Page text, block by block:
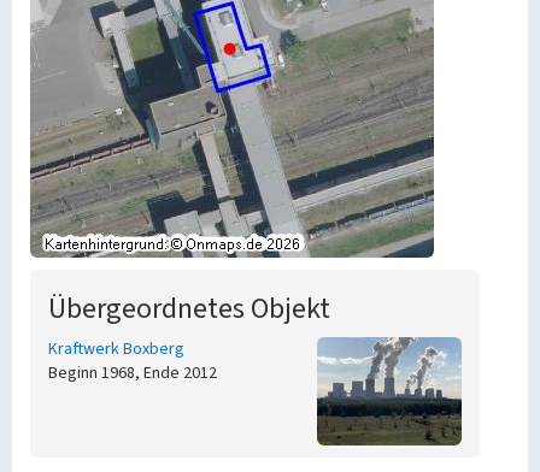
Übergeordnetes Objekt
Kraftwerk Boxberg
Beginn 1968, Ende 2012